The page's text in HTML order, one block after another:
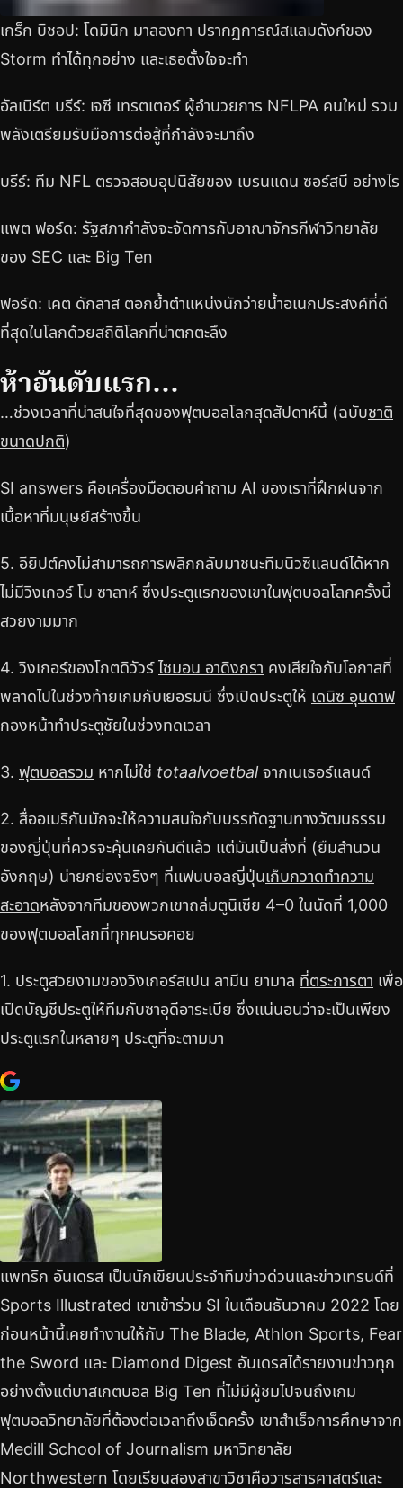
เกร็ก บิชอป: โดมินิก มาลองกา ปรากฏการณ์สแลมดังก์ของ
Storm ทำได้ทุกอย่าง และเธอตั้งใจจะทำ
อัลเบิร์ต บรีร์: เจซี เทรตเตอร์ ผู้อำนวยการ NFLPA คนใหม่ รวม
พลังเตรียมรับมือการต่อสู้ที่กำลังจะมาถึง
บรีร์: ทีม NFL ตรวจสอบอุปนิสัยของ เบรนแดน ซอร์สบี อย่างไร
แพต ฟอร์ด: รัฐสภากำลังจะจัดการกับอาณาจักรกีฬาวิทยาลัย
ของ SEC และ Big Ten
ฟอร์ด: เคต ดักลาส ตอกย้ำตำแหน่งนักว่ายน้ำอเนกประสงค์ที่ดี
ที่สุดในโลกด้วยสถิติโลกที่น่าตกตะลึง
ห้าอันดับแรก…
…ช่วงเวลาที่น่าสนใจที่สุดของฟุตบอลโลกสุดสัปดาห์นี้ (ฉบับชาติ
ขนาดปกติ)
SI answers คือเครื่องมือตอบคำถาม AI ของเราที่ฝึกฝนจาก
เนื้อหาที่มนุษย์สร้างขึ้น
5. อียิปต์คงไม่สามารถการพลิกกลับมาชนะทีมนิวซีแลนด์ได้หาก
ไม่มีวิงเกอร์ โม ซาลาห์ ซึ่งประตูแรกของเขาในฟุตบอลโลกครั้งนี้
สวยงามมาก
4. วิงเกอร์ของโกตดิวัวร์ไซมอน อาดิงกรา คงเสียใจกับโอกาสที่
พลาดไปในช่วงท้ายเกมกับเยอรมนี ซึ่งเปิดประตูให้ เดนิซ อุนดาฟ
กองหน้าทำประตูชัยในช่วงทดเวลา
3. ฟุตบอลรวม หากไม่ใช่ totaalvoetbalจากเนเธอร์แลนด์
2. สื่ออเมริกันมักจะให้ความสนใจกับบรรทัดฐานทางวัฒนธรรม
ของญี่ปุ่นที่ควรจะคุ้นเคยกันดีแล้ว แต่มันเป็นสิ่งที่ (ยืมสำนวน
อังกฤษ) น่ายกย่องจริงๆ ที่แฟนบอลญี่ปุ่นเก็บกวาดทำความ
สะอาดหลังจากทีมของพวกเขาถล่มตูนิเซีย 4–0 ในนัดที่ 1,000
ของฟุตบอลโลกที่ทุกคนรอคอย
1. ประตูสวยงามของวิงเกอร์สเปน ลามีน ยามาล ที่ตระการตา เพื่อ
เปิดบัญชีประตูให้ทีมกับซาอุดีอาระเบีย ซึ่งแน่นอนว่าจะเป็นเพียง
ประตูแรกในหลายๆ ประตูที่จะตามมา
แพทริก อันเดรส เป็นนักเขียนประจำทีมข่าวด่วนและข่าวเทรนด์ที่
Sports Illustrated เขาเข้าร่วม SI ในเดือนธันวาคม 2022 โดย
ก่อนหน้านี้เคยทำงานให้กับ The Blade, Athlon Sports, Fear
the Sword และ Diamond Digest อันเดรสได้รายงานข่าวทุก
อย่างตั้งแต่บาสเกตบอล Big Ten ที่ไม่มีผู้ชมไปจนถึงเกม
ฟุตบอลวิทยาลัยที่ต้องต่อเวลาถึงเจ็ดครั้ง เขาสำเร็จการศึกษาจาก
Medill School of Journalism มหาวิทยาลัย
Northwestern โดยเรียนสองสาขาวิชาคือวารสารศาสตร์และ